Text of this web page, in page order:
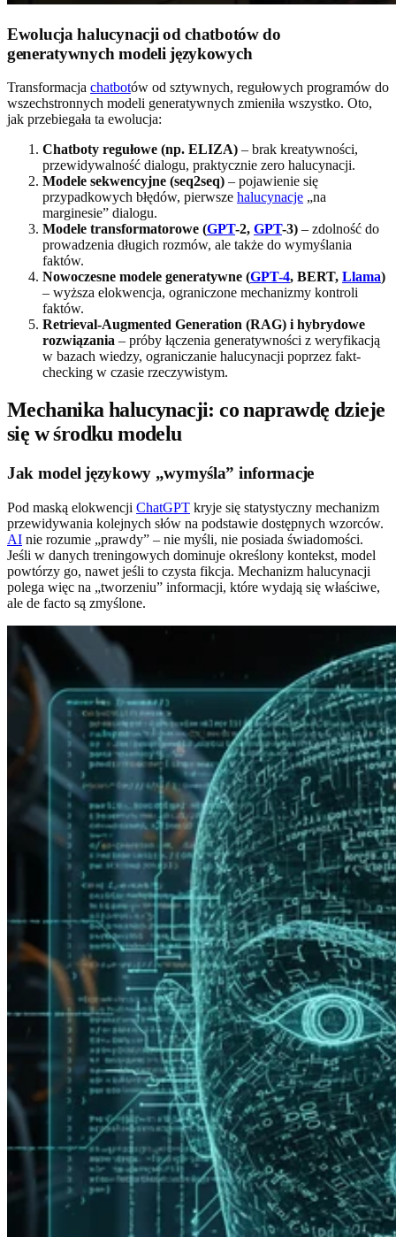
Ewolucja halucynacji od chatbotów do
generatywnych modeli językowych
Transformacja chatbotów od sztywnych, regułowych programów do
wszechstronnych modeli generatywnych zmieniła wszystko. Oto,
jak przebiegała ta ewolucja:
Chatboty regułowe (np. ELIZA) – brak kreatywności,
przewidywalność dialogu, praktycznie zero halucynacji.
Modele sekwencyjne (seq2seq) – pojawienie się
przypadkowych błędów, pierwsze halucynacje „na
marginesie” dialogu.
Modele transformatorowe (GPT-2, GPT-3) – zdolność do
prowadzenia długich rozmów, ale także do wymyślania
faktów.
Nowoczesne modele generatywne (GPT-4, BERT, Llama)
– wyższa elokwencja, ograniczone mechanizmy kontroli
faktów.
Retrieval-Augmented Generation (RAG) i hybrydowe
rozwiązania – próby łączenia generatywności z weryfikacją
w bazach wiedzy, ograniczanie halucynacji poprzez fakt-
checking w czasie rzeczywistym.
Mechanika halucynacji: co naprawdę dzieje
się w środku modelu
Jak model językowy „wymyśla” informacje
Pod maską elokwencji ChatGPT kryje się statystyczny mechanizm
przewidywania kolejnych słów na podstawie dostępnych wzorców.
AI nie rozumie „prawdy” – nie myśli, nie posiada świadomości.
Jeśli w danych treningowych dominuje określony kontekst, model
powtórzy go, nawet jeśli to czysta fikcja. Mechanizm halucynacji
polega więc na „tworzeniu” informacji, które wydają się właściwe,
ale de facto są zmyślone.